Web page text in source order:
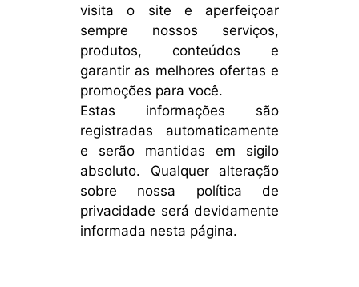
visita o site e aperfeiçoar
sempre nossos serviços,
produtos, conteúdos e
garantir as melhores ofertas e
promoções para você.
Estas informações são
registradas automaticamente
e serão mantidas em sigilo
absoluto. Qualquer alteração
sobre nossa política de
privacidade será devidamente
informada nesta página.